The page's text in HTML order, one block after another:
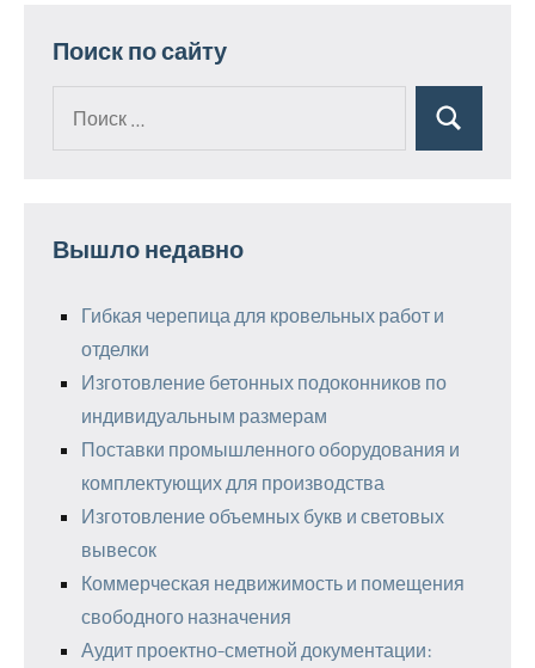
Поиск по сайту
Поиск
Вышло недавно
Гибкая черепица для кровельных работ и
отделки
Изготовление бетонных подоконников по
индивидуальным размерам
Поставки промышленного оборудования и
комплектующих для производства
Изготовление объемных букв и световых
вывесок
Коммерческая недвижимость и помещения
свободного назначения
Аудит проектно-сметной документации: